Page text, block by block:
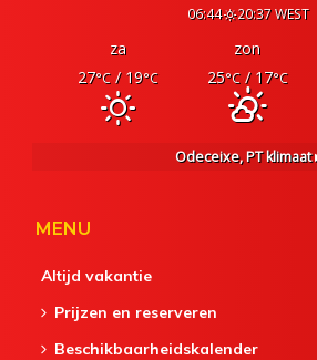
06:44 20:37 WEST
za zon
27°C/ 19°C 25°C/ 17°C
Odeceixe, PTklimaat
MENU
Altijd vakantie
Prijzen en reserveren
Beschikbaarheidskalender